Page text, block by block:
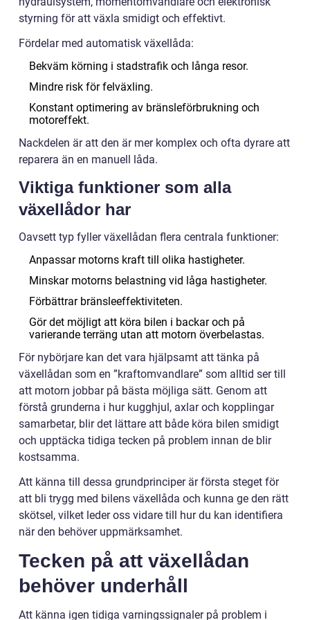
styrning för att växla smidigt och effektivt.
Fördelar med automatisk växellåda:
Bekväm körning i stadstrafik och långa resor.
Mindre risk för felväxling.
Konstant optimering av bränsleförbrukning och
motoreffekt.
Nackdelen är att den är mer komplex och ofta dyrare att
reparera än en manuell låda.
Viktiga funktioner som alla
växellådor har
Oavsett typ fyller växellådan flera centrala funktioner:
Anpassar motorns kraft till olika hastigheter.
Minskar motorns belastning vid låga hastigheter.
Förbättrar bränsleeffektiviteten.
Gör det möjligt att köra bilen i backar och på
varierande terräng utan att motorn överbelastas.
För nybörjare kan det vara hjälpsamt att tänka på
växellådan som en ”kraftomvandlare” som alltid ser till
att motorn jobbar på bästa möjliga sätt. Genom att
förstå grunderna i hur kugghjul, axlar och kopplingar
samarbetar, blir det lättare att både köra bilen smidigt
och upptäcka tidiga tecken på problem innan de blir
kostsamma.
Att känna till dessa grundprinciper är första steget för
att bli trygg med bilens växellåda och kunna ge den rätt
skötsel, vilket leder oss vidare till hur du kan identifiera
när den behöver uppmärksamhet.
Tecken på att växellådan
behöver underhåll
Att känna igen tidiga varningssignaler på problem i